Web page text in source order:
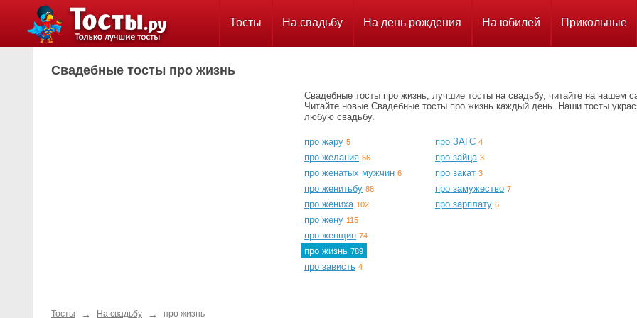
Тосты На свадьбу На день рождения На юбилей Прикольные
Свадебные тосты про жизнь
Свадебные тосты про жизнь, лучшие тосты на свадьбу, читайте на нашем
Читайте новые Свадебные тосты про жизнь каждый день. Наши тосты
любую свадьбу.
про жару 5
про желания 66
про женатых мужчин 6
про женитьбу 88
про жениха 102
про жену 115
про женщин 74
про жизнь 789
про зависть 4
про ЗАГС 4
про зайца 3
про закат 3
про замужество 7
про зарплату 6
Тосты → На свадьбу → про жизнь